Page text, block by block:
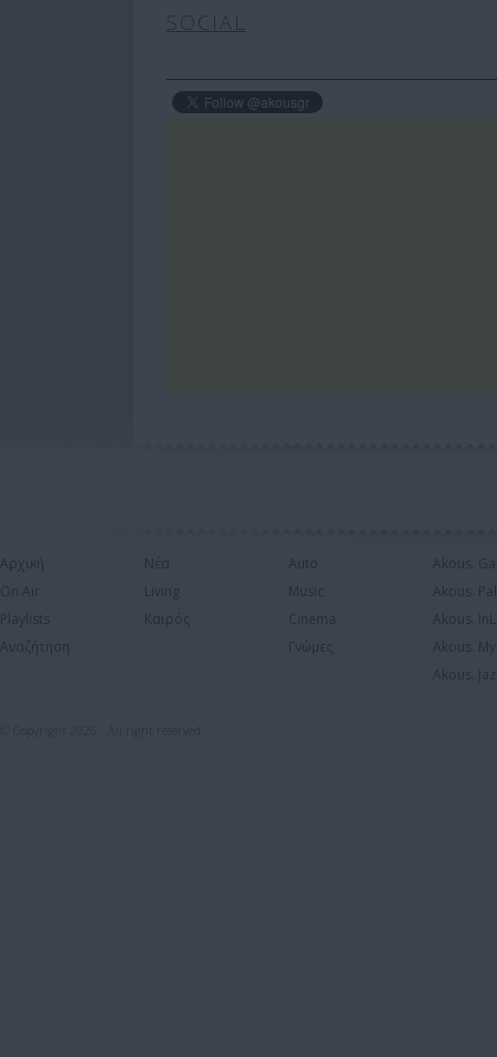
SOCIAL
Αρχική
On Air
Playlists
Αναζήτηση
Νέα
Living
Καιρός
Auto
Music
Cinema
Γνώμες
Akous.
Akous.
Akous.
Akous.
Akous.